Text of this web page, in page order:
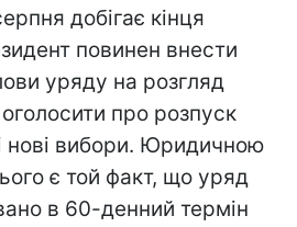
добігає кінця
повинен внести
уряду на розгляд
про розпуск
нові вибори. Юридичною
є той факт, що уряд
в 60-денний термін